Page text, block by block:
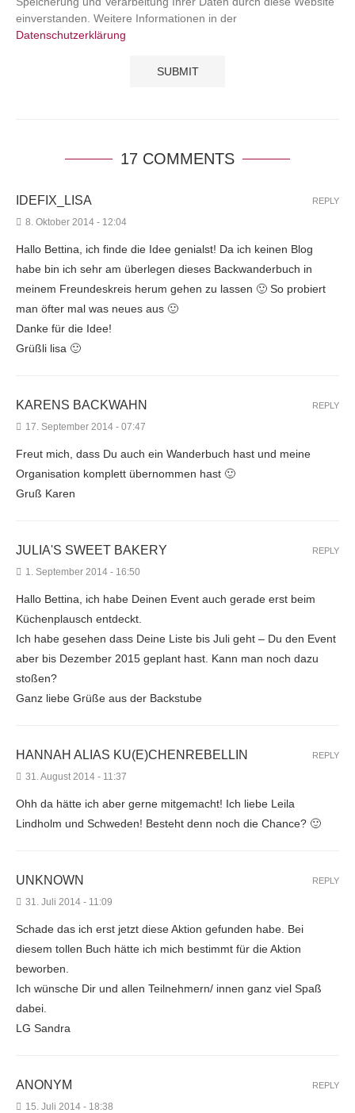
einverstanden. Weitere Informationen in der
Datenschutzerklärung
17 COMMENTS
IDEFIX_LISA
8. Oktober 2014 - 12:04
Hallo Bettina, ich finde die Idee genialst! Da ich keinen Blog
habe bin ich sehr am überlegen dieses Backwanderbuch in
meinem Freundeskreis herum gehen zu lassen 🙂 So probiert
man öfter mal was neues aus 🙂
Danke für die Idee!
Grüßli lisa 🙂
REPLY
KARENS BACKWAHN
17. September 2014 - 07:47
Freut mich, dass Du auch ein Wanderbuch hast und meine
Organisation komplett übernommen hast 🙂
Gruß Karen
REPLY
JULIA'S SWEET BAKERY
1. September 2014 - 16:50
Hallo Bettina, ich habe Deinen Event auch gerade erst beim
Küchenplausch entdeckt.
Ich habe gesehen dass Deine Liste bis Juli geht – Du den Event
aber bis Dezember 2015 geplant hast. Kann man noch dazu
stoßen?
Ganz liebe Grüße aus der Backstube
REPLY
HANNAH ALIAS KU(E)CHENREBELLIN
31. August 2014 - 11:37
Ohh da hätte ich aber gerne mitgemacht! Ich liebe Leila
Lindholm und Schweden! Besteht denn noch die Chance? 🙂
REPLY
UNKNOWN
31. Juli 2014 - 11:09
Schade das ich erst jetzt diese Aktion gefunden habe. Bei
diesem tollen Buch hätte ich mich bestimmt für die Aktion
beworben.
Ich wünsche Dir und allen Teilnehmern/ innen ganz viel Spaß
dabei.
LG Sandra
REPLY
ANONYM
15. Juli 2014 - 18:38
REPLY